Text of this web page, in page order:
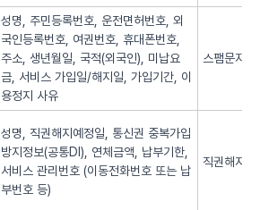
성명, 주민등록번호, 운전면허번호, 외
국인등록번호, 여권번호, 휴대폰번호,
주소, 생년월일, 국적(외국인), 미납요
금, 서비스 가입일/해지일, 가입기간, 이
용정지 사유
스팸문자
성명, 직권해지예정일, 통신권 중복가입
방지정보(공통DI), 연체금액, 납부기한,
서비스 관리번호 (이동전화번호 또는 납
부번호 등)
직권해지